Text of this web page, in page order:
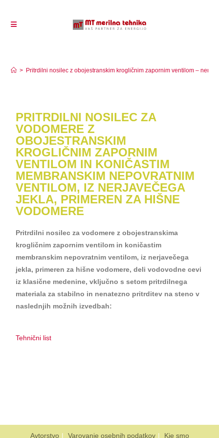
> Pritrdilni nosilec z obojestranskim krogličnim zapornim ventilom –
PRITRDILNI NOSILEC ZA
VODOMERE Z
OBOJESTRANSKIM
KROGLIČNIM ZAPORNIM
VENTILOM IN KONIČASTIM
MEMBRANSKIM NEPOVRATNIM
VENTILOM, IZ NERJAVEČEGA
JEKLA, PRIMEREN ZA HIŠNE
VODOMERE
Pritrdilni nosilec za vodomere z obojestranskima
krogličnim zapornim ventilom in koničastim
membranskim nepovratnim ventilom, iz nerjavečega
jekla, primeren za hišne vodomere, deli vodovodne cevi
iz klasične medenine, vključno s setom pritrdilnega
materiala za stabilno in nenatezno pritrditev na steno v
naslednjih možnih izvedbah:
Tehnični list
Avtorstvo Varovanje osebnih podatkov Kje smo